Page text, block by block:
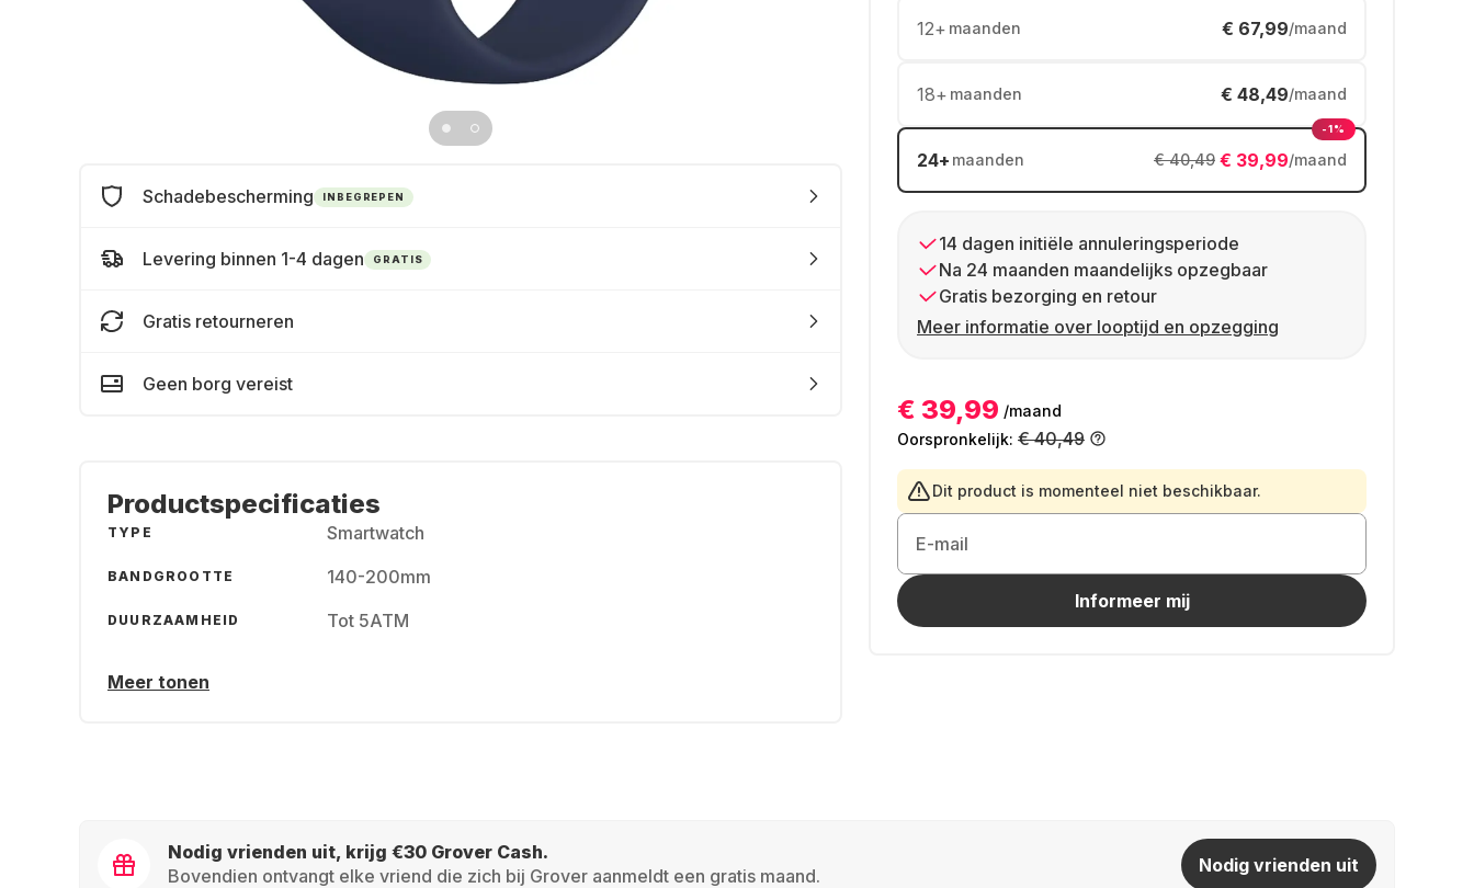
12+ maanden € 67,99/maand
18+ maanden € 48,49/maand
24+ maanden € 39,99/maand
€ 40,49
-1%
14 dagen initiële annuleringsperiode
Na 24 maanden maandelijks opzegbaar
Gratis bezorging en retour
Meer informatie over looptijd en opzegging
€ 39,99 /maand
Oorspronkelijk: € 40,49
Dit product is momenteel niet beschikbaar.
E-mail
Informeer mij
Schadebescherming INBEGREPEN
Levering binnen 1-4 dagen GRATIS
Gratis retourneren
Geen borg vereist
Productspecificaties
TYPE Smartwatch
BANDGROOTTE 140-200mm
DUURZAAMHEID Tot 5ATM
Meer tonen
Nodig vrienden uit, krijg €30 Grover Cash.
Bovendien ontvangt elke vriend die zich bij Grover aanmeldt een gratis maand.
Nodig vrienden uit